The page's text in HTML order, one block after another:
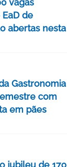
vagas
de
abertas nesta
Gastronomia
com
em pães